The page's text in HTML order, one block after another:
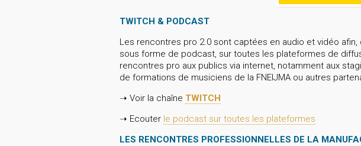
TWITCH & PODCAST
Les rencontres pro 2.0 sont captées en audio et vidéo
sous forme de podcast, sur toutes les plateformes de
rencontres pro aux publics via internet, notamment aux
de formations de musiciens de la FNEIJMA ou autres
➝ Voir la chaîne TWITCH
➝ Ecouter le podcast sur toutes les plateformes
LES RENCONTRES PROFESSIONNELLES DE LA